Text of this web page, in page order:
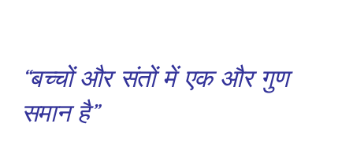
“बच्चों और संतों में एक और गुण
समान है”